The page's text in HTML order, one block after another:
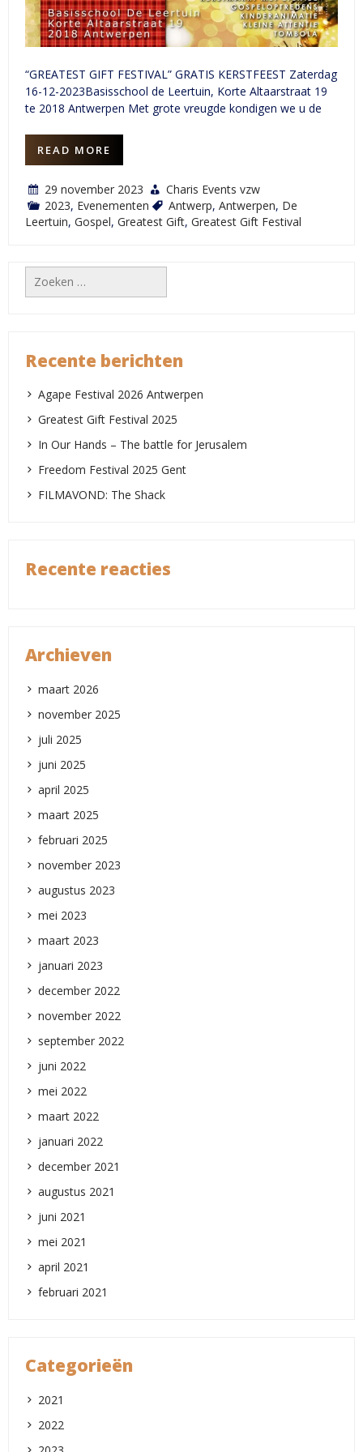
“GREATEST GIFT FESTIVAL” GRATIS KERSTFEEST Zaterdag
16-12-2023Basisschool de Leertuin, Korte Altaarstraat 19
te 2018 Antwerpen Met grote vreugde kondigen we u de
READ MORE
29 november 2023
Charis Events vzw
2023, Evenementen Antwerp, Antwerpen, De
Leertuin, Gospel, Greatest Gift, Greatest Gift Festival
Zoeken
naar:
Recente berichten
Agape Festival 2026 Antwerpen
Greatest Gift Festival 2025
In Our Hands – The battle for Jerusalem
Freedom Festival 2025 Gent
FILMAVOND: The Shack
Recente reacties
Archieven
maart 2026
november 2025
juli 2025
juni 2025
april 2025
maart 2025
februari 2025
november 2023
augustus 2023
mei 2023
maart 2023
januari 2023
december 2022
november 2022
september 2022
juni 2022
mei 2022
maart 2022
januari 2022
december 2021
augustus 2021
juni 2021
mei 2021
april 2021
februari 2021
Categorieën
2021
2022